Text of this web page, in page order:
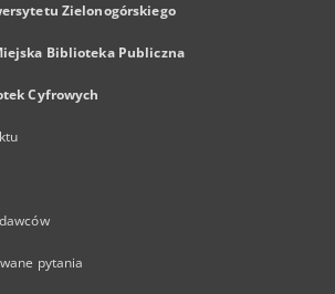
Zielonogórskiego
Biblioteka Publiczna
Cyfrowych
pytania